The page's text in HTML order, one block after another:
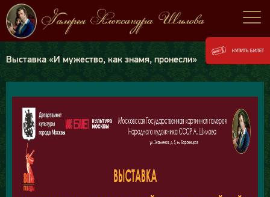
Выставка «И мужество, как знамя, пронесли»
КУПИТЬ БИЛЕТ